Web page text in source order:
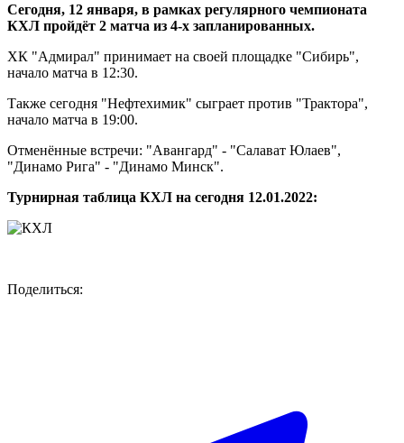
Сегодня, 12 января, в рамках регулярного чемпионата
КХЛ пройдёт 2 матча из 4-х запланированных.
ХК "Адмирал" принимает на своей площадке "Сибирь",
начало матча в 12:30.
Также сегодня "Нефтехимик" сыграет против "Трактора",
начало матча в 19:00.
Отменённые встречи: "Авангард" - "Салават Юлаев",
"Динамо Рига" - "Динамо Минск".
Турнирная таблица КХЛ на сегодня 12.01.2022:
Поделиться: